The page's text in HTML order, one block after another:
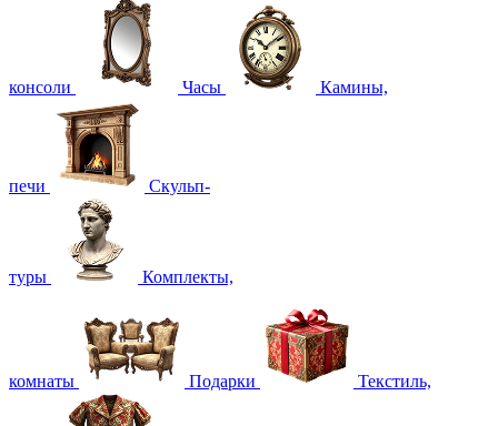
консоли Часы Камины,
печи Скульп-
туры Комплекты,
комнаты Подарки Текстиль,